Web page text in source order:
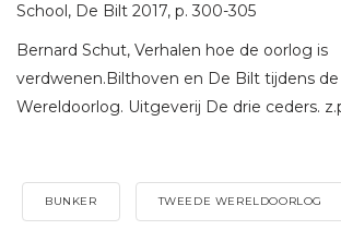
School, De Bilt 2017, p. 300-305
Bernard Schut, Verhalen hoe de oorlog is
verdwenen.Bilthoven en De Bilt tijdens
Wereldoorlog. Uitgeverij De drie ceders.
BUNKER TWEEDE WERELDOORLOG